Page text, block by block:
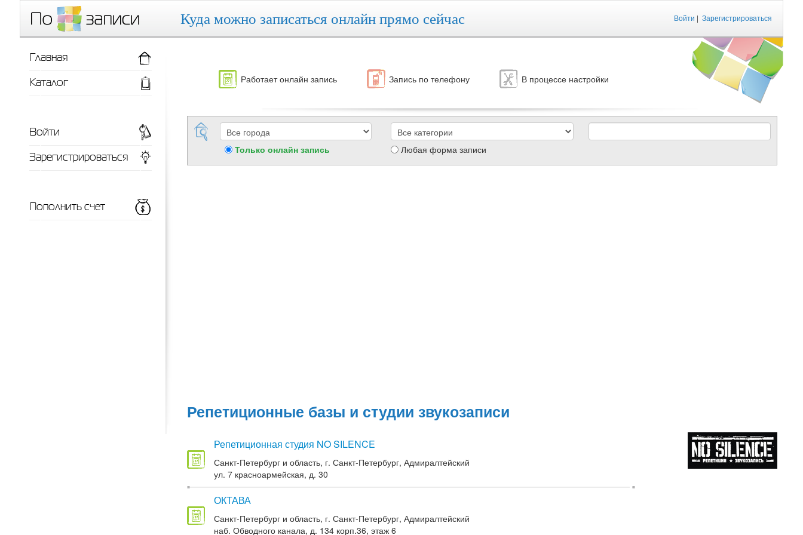
Войти | Зарегистрироваться
Куда можно записаться онлайн прямо сейчас
Работает онлайн запись Запись по телефону В процессе настройки
Только онлайн запись Любая форма записи
Репетиционные базы и студии звукозаписи
Репетиционная студия NO SILENCE
Санкт-Петербург и область, г. Санкт-Петербург, Адмиралтейский
ул. 7 красноармейская, д. 30
ОКТАВА
Санкт-Петербург и область, г. Санкт-Петербург, Адмиралтейский
наб. Обводного канала, д. 134 корп.36, этаж 6
Главная
Каталог
Войти
Зарегистрироваться
Пополнить счет